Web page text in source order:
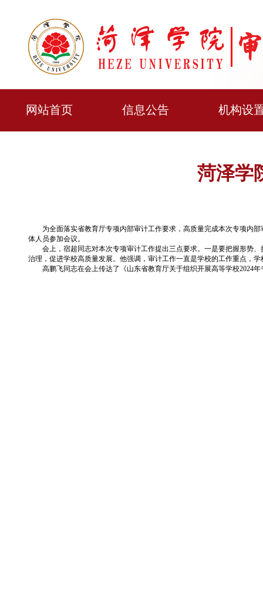
网站首页 信息公告 机构设
菏泽学
为全面落实省教育厅专项内部审计工作要求，高质量完成本次专项内
体人员参加会议。
会上，宿超同志对本次专项审计工作提出三点要求。一是要把握形势
治理，促进学校高质量发展。他强调，审计工作一直是学校的工作重点，
高鹏飞同志在会上传达了《山东省教育厅关于组织开展高等学校2024